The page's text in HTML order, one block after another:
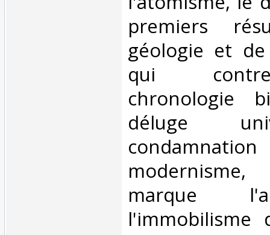
premiers
géologie et
qui
chronologie
déluge
marque
l'immobilisme